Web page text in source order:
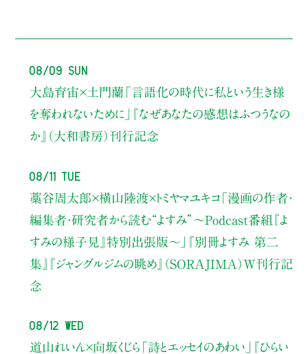
08/09 Sun
大島育宙×土門蘭 「言語化の時代に私という生き様
を奪われないために」
『なぜあなたの感想はふつうなの
か』（大和書房）刊行記念
08/11 Tue
藁谷周太郎×横山陸渡×トミヤマユキコ「漫画の作者・
編集者・研究者から読む“よすみ” 〜Podcast番組『よ
すみの様子見』特別出張版〜」
『別冊よすみ 第二
集』『ジャングルジムの眺め』（SORAJIMA）W刊行記
念
08/12 Wed
道山れいん×向坂くじら 「詩とエッセイのあわい」
『ひらい